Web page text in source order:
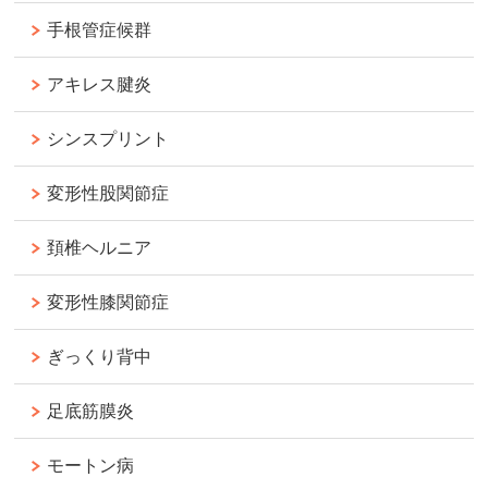
手根管症候群
アキレス腱炎
シンスプリント
変形性股関節症
頚椎ヘルニア
変形性膝関節症
ぎっくり背中
足底筋膜炎
モートン病